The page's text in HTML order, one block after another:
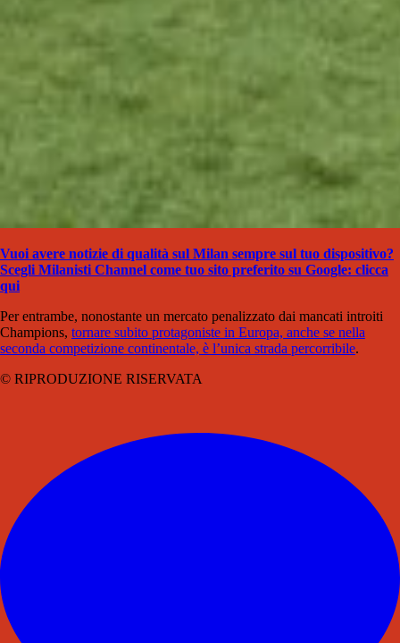
Vuoi avere notizie di qualità sul Milan sempre sul tuo dispositivo?
Scegli Milanisti Channel come tuo sito preferito su Google: clicca
qui
Per entrambe, nonostante un mercato penalizzato dai mancati introiti
Champions, tornare subito protagoniste in Europa, anche se nella
seconda competizione continentale, è l’unica strada percorribile.
© RIPRODUZIONE RISERVATA